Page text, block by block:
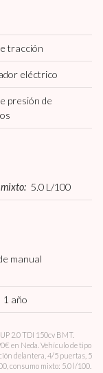
tracción
eléctrico
presión de
5.0 L/100
manual
1 año
2.0 TDI 150cv BMT.
en Neda. Vehículo de tipo
delantera, 4/5 puertas, 5
consumo mixto: 5.0 l/100.